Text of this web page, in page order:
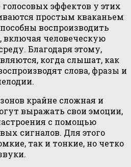
эффектов у этих
простым кваканьем
воспроизводить
включая человеческую
Благодаря этому,
когда слышат, как
слова, фразы и
крайне сложная и
выражать свои эмоции,
с помощью
сигналов. Для этого
так и тонкие, но четко